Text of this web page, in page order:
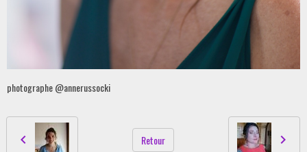
photographe @annerussocki
Retour